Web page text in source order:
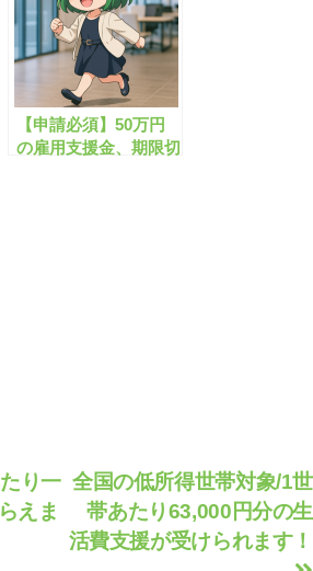
【申請必須】50万円
の雇用支援金、期限切
全国の低所得世帯対象/1世
帯あたり63,000円分の生
活費支援が受けられます！
り一
えま